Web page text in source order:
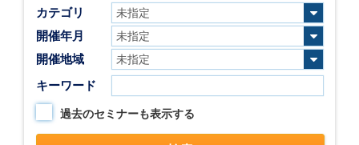
カテゴリ
開催年月
開催地域
キーワード
過去のセミナーも表示する